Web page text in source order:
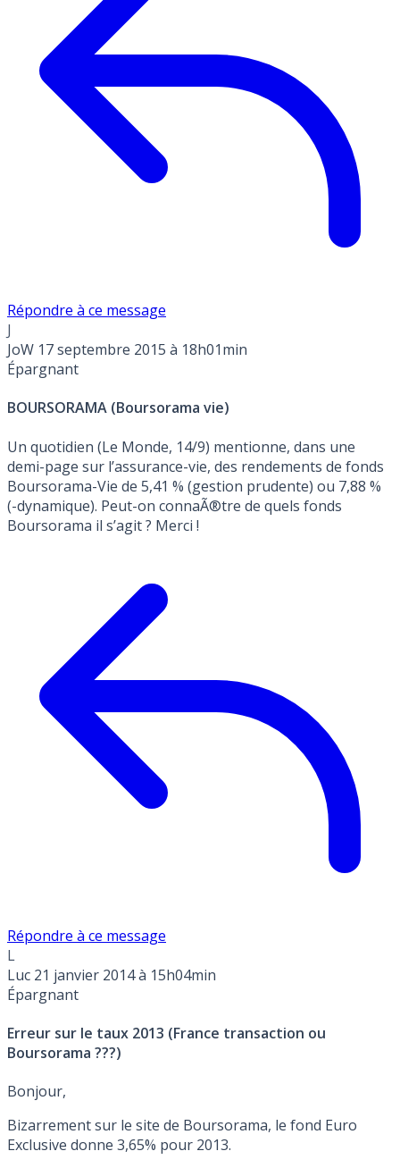
Répondre à ce message
J
JoW 17 septembre 2015 à 18h01min
Épargnant
BOURSORAMA (Boursorama vie)
Un quotidien (Le Monde, 14/9) mentionne, dans une
demi-page sur l’assurance-vie, des rendements de fonds
Boursorama-Vie de 5,41 % (gestion prudente) ou 7,88 %
(-dynamique). Peut-on connaÃ®tre de quels fonds
Boursorama il s’agit ? Merci !
Répondre à ce message
L
Luc 21 janvier 2014 à 15h04min
Épargnant
Erreur sur le taux 2013 (France transaction ou
Boursorama ???)
Bonjour,
Bizarrement sur le site de Boursorama, le fond Euro
Exclusive donne 3,65% pour 2013.